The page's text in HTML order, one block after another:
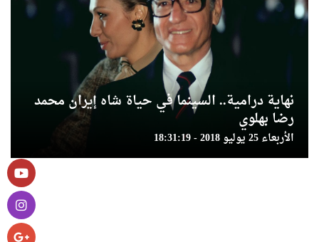
نهاية درامية.. السينما في حياة شاه إيران محمد
رضا بهلوي
الأربعاء 25 يوليو 2018 - 18:31:19